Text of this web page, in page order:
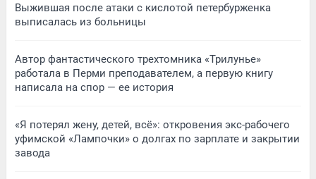
Выжившая после атаки с кислотой петербурженка
выписалась из больницы
Автор фантастического трехтомника «Трилунье»
работала в Перми преподавателем, а первую книгу
написала на спор — ее история
«Я потерял жену, детей, всё»: откровения экс-рабочего
уфимской «Лампочки» о долгах по зарплате и закрытии
завода